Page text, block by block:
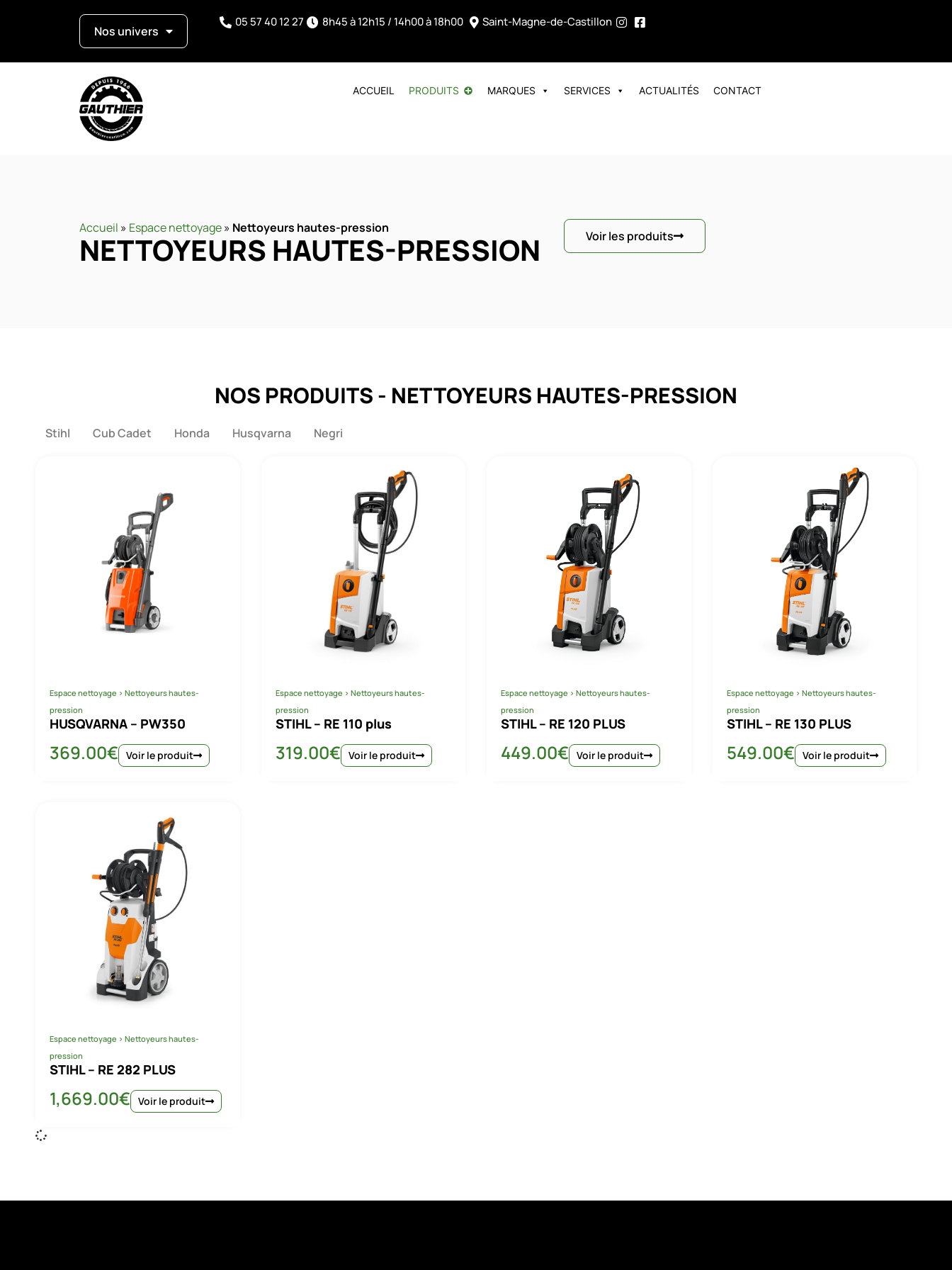
Nos univers
05 57 40 12 27 8h45 à 12h15 / 14h00 à 18h00 Saint-Magne-de-Castillon
ACCUEIL PRODUITS MARQUES SERVICES ACTUALITÉS CONTACT
Accueil » Espace nettoyage» Nettoyeurs hautes-pression
NETTOYEURS HAUTES-PRESSION Voir les produits
NOS PRODUITS - NETTOYEURS HAUTES-PRESSION
Stihl Cub Cadet Honda Husqvarna Negri
Espace nettoyage > Nettoyeurs hautes-
pression
HUSQVARNA – PW350
369.00€ Voir le produit
Espace nettoyage > Nettoyeurs hautes-
pression
STIHL – RE 110 plus
319.00€ Voir le produit
Espace nettoyage > Nettoyeurs hautes-
pression
STIHL – RE 120 PLUS
449.00€ Voir le produit
Espace nettoyage > Nettoyeurs hautes-
pression
STIHL – RE 130 PLUS
549.00€ Voir le produit
Espace nettoyage > Nettoyeurs hautes-
pression
STIHL – RE 282 PLUS
1,669.00€ Voir le produit